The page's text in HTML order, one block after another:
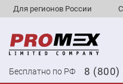
Для регионов России
Бесплатно по РФ 8 (800)